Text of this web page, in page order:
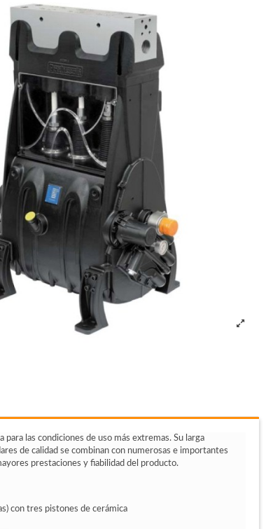
para las condiciones de uso más extremas. Su larga
de calidad se combinan con numerosas e importantes
prestaciones y fiabilidad del producto.
con tres pistones de cerámica